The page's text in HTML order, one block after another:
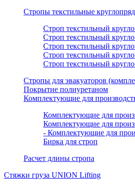
Стропы текстильные
Строп текстильный
Строп текстильный
Строп текстильный
Строп текстильный
Строп текстильный
Cтропы для эвакуаторов
Покрытие полиуретаном
Комплектующие для
Комплектующие для
Комплектующие для
- Комплектующие для
Бирка для строп
Расчет длины стропа
Стяжки груза UNION Lifting